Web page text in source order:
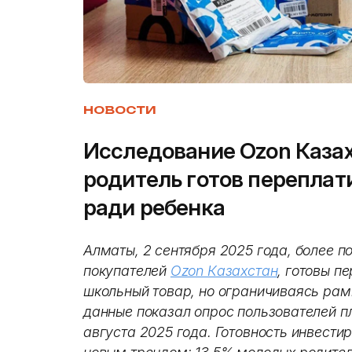
НОВОСТИ
Исследование Ozon
родитель готов
ради ребенка
Алматы, 2 сентября 2025 года, более
покупателей Ozon Казахстан, готовы
школьный товар, но ограничиваясь
данные показал опрос пользователей
августа 2025 года. Готовность